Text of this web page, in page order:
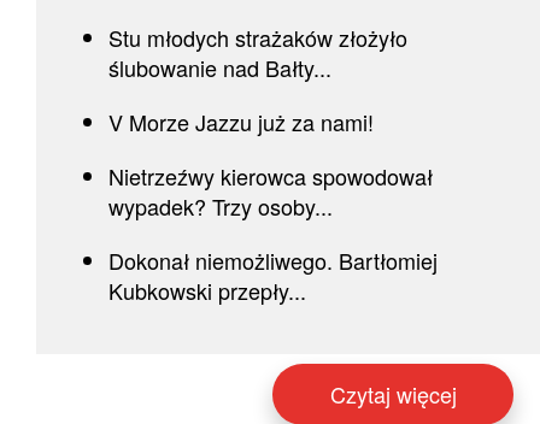
Stu młodych strażaków złożyło
ślubowanie nad Bałty...
V Morze Jazzu już za nami!
Nietrzeźwy kierowca spowodował
wypadek? Trzy osoby...
Dokonał niemożliwego. Bartłomiej
Kubkowski przepły...
Czytaj więcej